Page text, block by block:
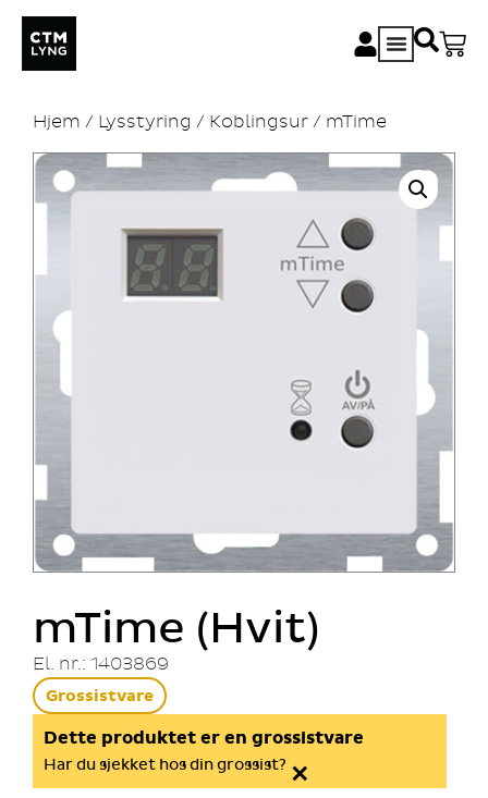
Hjem / Lysstyring / Koblingsur / mTime
mTime (Hvit)
El. nr.: 1403869
Grossistvare
Dette produktet er en grossistvare
Har du sjekket hos din grossist? ×